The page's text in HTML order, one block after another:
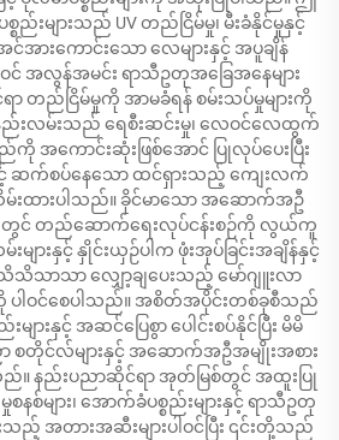
များသည် UV တည်ငြိမ်မှု၊ မီးခံနိုင်မှုနှင့်
အင်အားကောင်းသော လေများနှင့် အပူချိန်
ဝင် အလွန်အမင်း ရာသီဥတုအခြေအနေများ
တည်ငြိမ်မှုကို အာမခံရန် စမ်းသပ်မှုများကို
ည်းလမ်းသည် ရေစီးဆင်းမှု၊ လေဝင်လေထွက်
ကို အကောင်းဆုံးဖြစ်အောင် ပြုလုပ်ပေးပြီး
နှင့် ဆက်စပ်နေသော ထင်ရှားသည့် ကျေးလက်
ထားပါသည်။ ခိုင်မာသော အဆောက်အဦ
တွင် တည်ဆောက်ရေးလုပ်ငန်းစဉ်ကို လွယ်ကူ
းများနှင့် နှိုင်းယှဉ်ပါက ဖုံးအုပ်ခြင်းအချိန်နှင့်
ာသာ လျှော့ချပေးသည့် မော်ဂျူးလာ
ကို ပါဝင်စေပါသည်။ အစိတ်အပိုင်းတစ်ခုစီသည်
များနှင့် အဆင်ပြေစွာ ပေါင်းစပ်နိုင်ပြီး မိမိ
စတိုင်လ်များနှင့် အဆောက်အဦအမျိုးအစား
ည်။ နည်းပညာဆိုင်ရာ အုတ်မြစ်တွင် အထူးပြု
များ၊ အောက်ခံပစ္စည်းများနှင့် ရာသီဥတု
အတားအဆီးများပါဝင်ပြီး ၎င်းတို့သည်